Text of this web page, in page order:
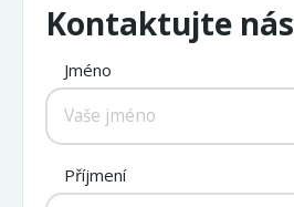
Kontaktujte nás
Jméno
Příjmení